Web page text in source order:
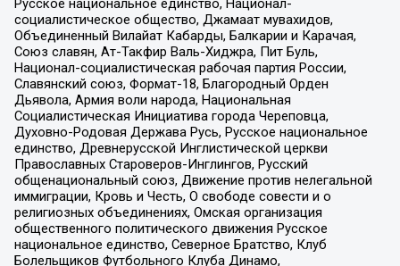
Русское национальное единство, Национал-
социалистическое общество, Джамаат мувахидов,
Объединенный Вилайат Кабарды, Балкарии и Карачая,
Союз славян, Ат-Такфир Валь-Хиджра, Пит Буль,
Национал-социалистическая рабочая партия России,
Славянский союз, Формат-18, Благородный Орден
Дьявола, Армия воли народа, Национальная
Социалистическая Инициатива города Череповца,
Духовно-Родовая Держава Русь, Русское национальное
единство, Древнерусской Инглистической церкви
Православных Староверов-Инглингов, Русский
общенациональный союз, Движение против нелегальной
иммиграции, Кровь и Честь, О свободе совести и о
религиозных объединениях, Омская организация
общественного политического движения Русское
национальное единство, Северное Братство, Клуб
Болельщиков Футбольного Клуба Динамо,